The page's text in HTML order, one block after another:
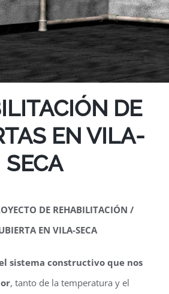
DE
EN VILA-
SECA
DE REHABILITACIÓN /
EN VILA-SECA
sistema constructivo que nos
, tanto de la temperatura y el